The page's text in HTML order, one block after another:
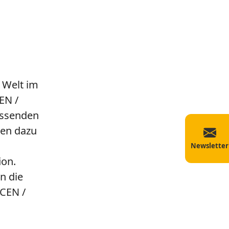
im
/
dazu
die
/
Newsletter